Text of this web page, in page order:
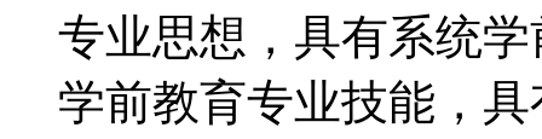
专业思想，具有系统
学前教育专业技能，